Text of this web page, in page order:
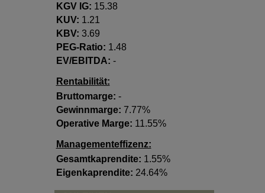
KGV lG: 15.38
KUV: 1.21
KBV: 3.69
PEG-Ratio: 1.48
EV/EBITDA: -
Rentabilität:
Bruttomarge: -
Gewinnmarge: 7.77%
Operative Marge: 11.55%
Managementeffizenz:
Gesamtkaprendite: 1.55%
Eigenkaprendite: 24.64%